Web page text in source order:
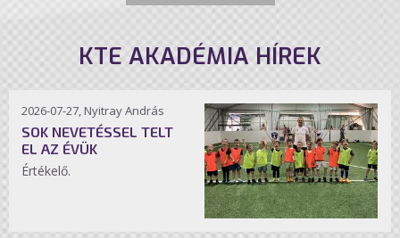
KTE AKADÉMIA HÍREK
2026-07-27, Nyitray András
SOK NEVETÉSSEL TELT
EL AZ ÉVÜK
Értékelő.